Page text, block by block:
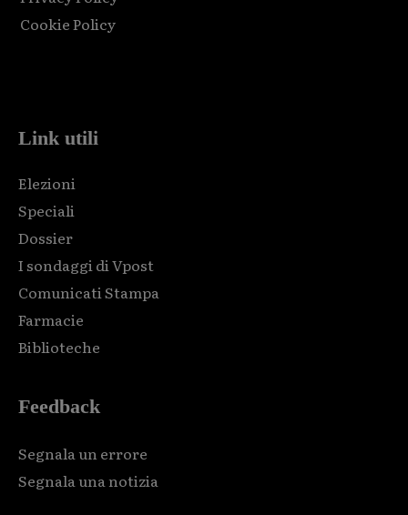
Cookie Policy
Link utili
Elezioni
Speciali
Dossier
I sondaggi di Vpost
Comunicati Stampa
Farmacie
Biblioteche
Feedback
Segnala un errore
Segnala una notizia